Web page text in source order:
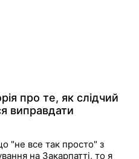
про те, як слідчий
виправдати
"не все так просто" з
на Закарпатті, то я